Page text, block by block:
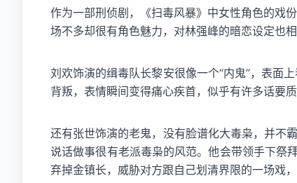
作为一部刑侦剧，《扫毒风暴》中女性角色的戏
场不多却很有角色魅力，对林强峰的暗恋设定也相
刘欢饰演的缉毒队长黎安很像一个“内鬼”，表面
背叛，表情瞬间变得痛心疾首，似乎有许多话要
还有张世饰演的老鬼，没有脸谱化大毒枭，并不
说话做事很有老派毒枭的风范。他会带领手下祭
弃掉金镇长，威胁对方跟自己划清界限的一场戏